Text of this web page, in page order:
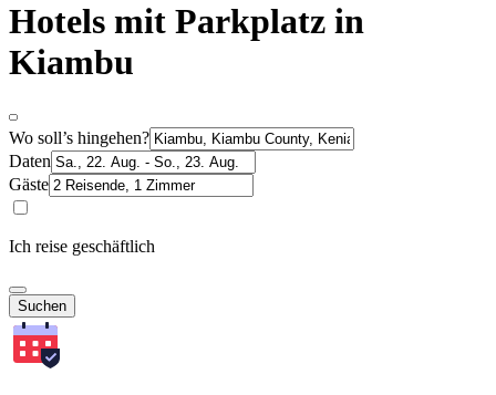
Hotels mit Parkplatz in
Kiambu
Wo soll’s hingehen?
Daten
Gäste
Ich reise geschäftlich
Suchen